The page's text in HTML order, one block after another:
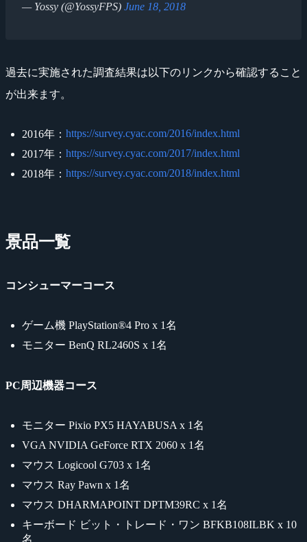
— Yossy (@YossyFPS) June 18, 2018
過去に実施された調査結果は以下のリンクから確認すること
が出来ます。
2016年： https://survey.cyac.com/2016/index.html
2017年： https://survey.cyac.com/2017/index.html
2018年： https://survey.cyac.com/2018/index.html
景品一覧
コンシューマーコース
ゲーム機 PlayStation®4 Pro x 1名
モニター BenQ RL2460S x 1名
PC周辺機器コース
モニター Pixio PX5 HAYABUSA x 1名
VGA NVIDIA GeForce RTX 2060 x 1名
マウス Logicool G703 x 1名
マウス Ray Pawn x 1名
マウス DHARMAPOINT DPTM39RC x 1名
キーボード ビット・トレード・ワン BFKB108ILBK x 10
名